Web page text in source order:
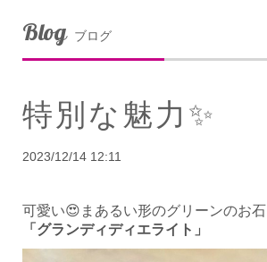
Blog ブログ
特別な魅力✨
2023/12/14 12:11
可愛い😍まあるい形のグリーンのお石
「グランディディエライト」